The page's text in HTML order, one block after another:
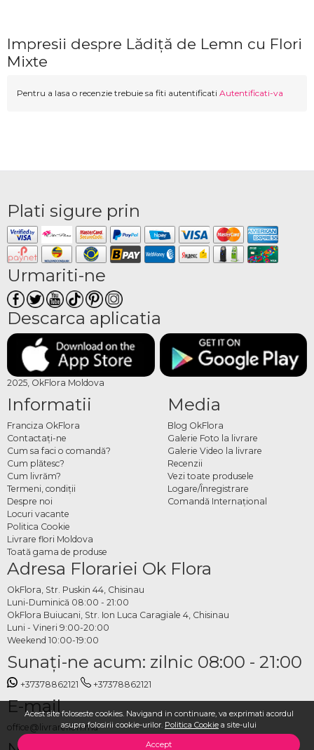
Acest site foloseste cookies. Navigand in continuare, va exprimati acordul
asupra folosirii cookie-urilor. Politica Cookie a site-ului
Accept
Impresii despre Lădiță de Lemn cu Flori
Mixte
Pentru a lasa o recenzie trebuie sa fiti autentificati Autentificati-va
Plati sigure prin
Urmariti-ne
Descarca aplicatia
2025, OkFlora Moldova
Informatii
Franciza OkFlora
Contactaţi-ne
Cum sa faci o comandă?
Cum plătesc?
Cum livrăm?
Termeni, condiţii
Despre noi
Locuri vacante
Politica Cookie
Livrare flori Moldova
Toată gama de produse
Media
Blog OkFlora
Galerie Foto la livrare
Galerie Video la livrare
Recenzii
Vezi toate produsele
Logare/Înregistrare
Comandă Internațional
Adresa Florariei Ok Flora
OkFlora, Str. Puskin 44, Chisinau
Luni-Duminică 08:00 - 21:00
OkFlora Buiucani, Str. Ion Luca Caragiale 4, Chisinau
Luni - Vineri 9:00-20:00
Weekend 10:00-19:00
Sunaţi-ne acum: zilnic 08:00 - 21:00
+37378862121 +37378862121
E-mail
office@livrareflori.md